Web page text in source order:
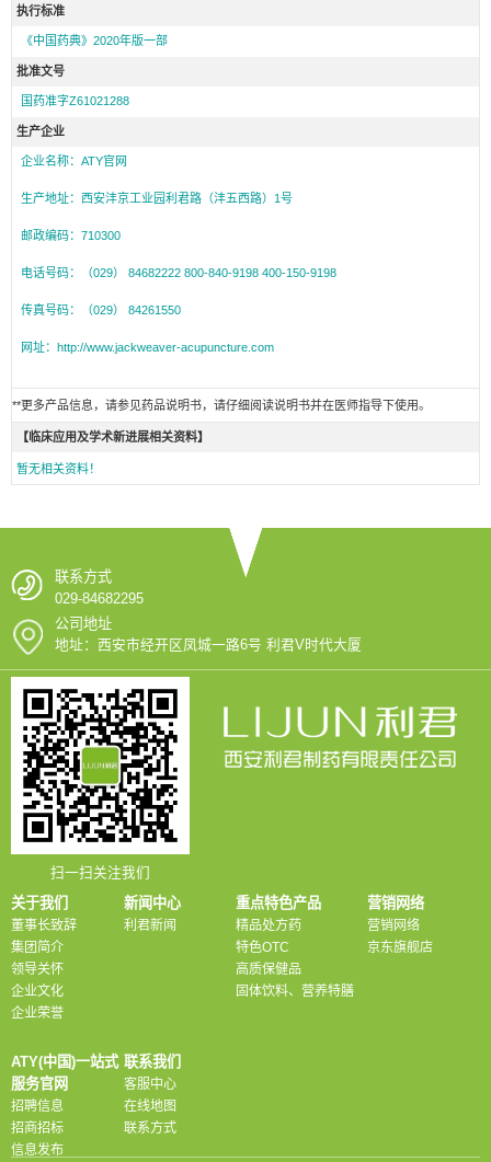
执行标准
《中国药典》2020年版一部
批准文号
国药准字Z61021288
生产企业
企业名称：ATY官网
生产地址：西安沣京工业园利君路（沣五西路）1号
邮政编码：710300
电话号码：（029） 84682222 800-840-9198 400-150-9198
传真号码：（029） 84261550
网址：http://www.jackweaver-acupuncture.com
**更多产品信息，请参见药品说明书，请仔细阅读说明书并在医师指导下使用。
【临床应用及学术新进展相关资料】
暂无相关资料！
联系方式
029-84682295
公司地址
地址：西安市经开区凤城一路6号 利君V时代大厦
扫一扫关注我们
关于我们
董事长致辞
集团简介
领导关怀
企业文化
企业荣誉
新闻中心
利君新闻
重点特色产品
精品处方药
特色OTC
高质保健品
固体饮料、营养特膳
营销网络
营销网络
京东旗舰店
ATY(中国)一站式
服务官网
招聘信息
招商招标
信息发布
联系我们
客服中心
在线地图
联系方式